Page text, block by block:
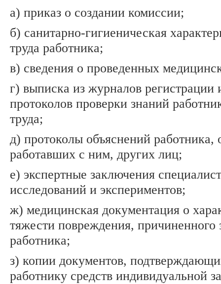
а) приказ о создании комиссии;
б) санитарно-гигиеническая
труда работника;
в) сведения о проведенных
г) выписка из журналов регистрации
протоколов проверки знаний
труда;
д) протоколы объяснений работника,
работавших с ним, других лиц;
е) экспертные заключения
исследований и экспериментов;
ж) медицинская документация о
тяжести повреждения, причиненного
работника;
з) копии документов,
работнику средств индивидуальной